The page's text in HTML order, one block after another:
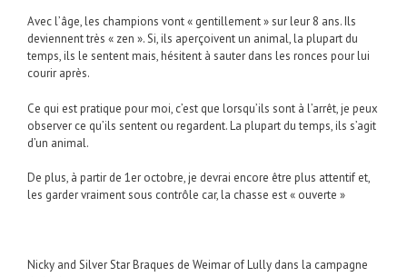
Avec l’âge, les champions vont « gentillement » sur leur 8 ans. Ils
deviennent très « zen ». Si, ils aperçoivent un animal, la plupart du
temps, ils le sentent mais, hésitent à sauter dans les ronces pour lui
courir après.
Ce qui est pratique pour moi, c’est que lorsqu’ils sont à l’arrêt, je peux
observer ce qu’ils sentent ou regardent. La plupart du temps, ils s’agit
d’un animal.
De plus, à partir de 1er octobre, je devrai encore être plus attentif et,
les garder vraiment sous contrôle car, la chasse est « ouverte »
Nicky and Silver Star Braques de Weimar of Lully dans la campagne